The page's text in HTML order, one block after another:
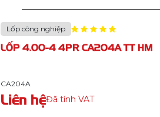
Lốp công nghiệp
LỐP 4.10/3.50-4 4PR CA207A TT
CA207A
Liên hệĐã tính VAT